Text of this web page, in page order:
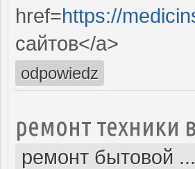
href=https://
сайтов</a>
odpowiedz
ремонт техники
ремонт бытовой